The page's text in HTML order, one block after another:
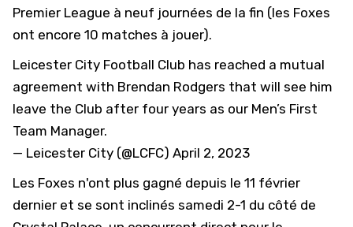
Premier League à neuf journées de la fin (les Foxes
ont encore 10 matches à jouer).
Leicester City Football Club has reached a mutual
agreement with Brendan Rodgers that will see him
leave the Club after four years as our Men’s First
Team Manager.
— Leicester City (@LCFC) April 2, 2023
Les Foxes n'ont plus gagné depuis le 11 février
dernier et se sont inclinés samedi 2-1 du côté de